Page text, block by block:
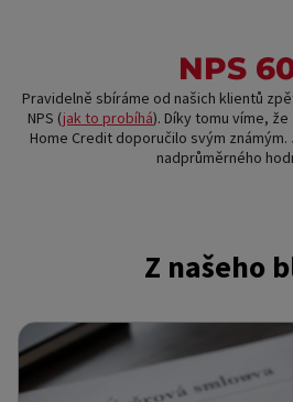
NPS
Pravidelně sbíráme od našich klientů
NPS (jak to probíhá). Díky tomu víme,
Home Credit doporučilo svým
nadprůměrného
Z našeho